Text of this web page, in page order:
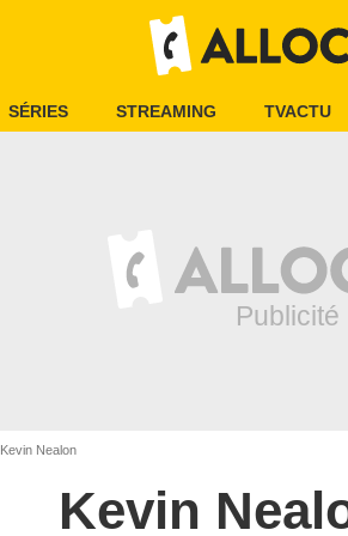
SÉRIES STREAMING TVACTU
Kevin Nealon
Kevin